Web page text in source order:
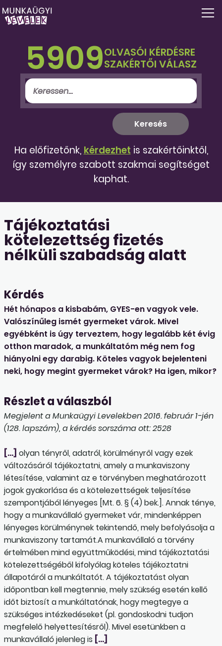
5909OLVASÓI KÉRDÉSRE
SZAKÉRTŐI VÁLASZ
Ha előfizetőnk, kérdezhet is szakértőinktől,
így személyre szabott szakmai segítséget
kaphat.
Tájékoztatási
kötelezettség fizetés
nélküli szabadság alatt
Kérdés
Hét hónapos a kisbabám, GYES-en vagyok vele.
Valószínűleg ismét gyermeket várok. Mivel
egyébként is úgy terveztem, hogy legalább két évig
otthon maradok, a munkáltatóm még nem fog
hiányolni egy darabig. Köteles vagyok bejelenteni
neki, hogy megint gyermeket várok? Ha igen, mikor?
Részlet a válaszból
Megjelent a Munkaügyi Levelekben 2016. február 1-jén
(128. lapszám), a kérdés sorszáma ott: 2528
[…] olyan tényről, adatról, körülményről vagy ezek
változásáról tájékoztatni, amely a munkaviszony
létesítése, valamint az e törvényben meghatározott
jogok gyakorlása és a kötelezettségek teljesítése
szempontjából lényeges [Mt. 6. § (4) bek.]. Annak ténye,
hogy a munkavállaló gyermeket vár, mindenképpen
lényeges körülménynek tekintendő, mely befolyásolja a
munkaviszony tartamát.A munkavállaló a törvény
értelmében mind együttműködési, mind tájékoztatási
kötelezettségéből kifolyólag köteles tájékoztatni
állapotáról a munkáltatót. A tájékoztatást olyan
időpontban kell megtennie, mely szükség esetén kellő
időt biztosít a munkáltatónak, hogy megtegye a
szükséges intézkedéseket (pl. gondoskodni tudjon
megfelelő helyettesítésről). Mivel esetünkben a
munkavállaló jelenleg is […]